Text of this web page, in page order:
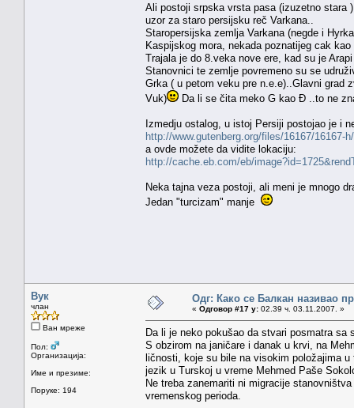
Ali postoji srpska vrsta pasa (izuzetno stara
uzor za staro persijsku reč Varkana..
Staropersijska zemlja Varkana (negde i
Kaspijskog mora, nekada poznatijeg cak
Trajala je do 8.veka nove ere, kad su je
Stanovnici te zemlje povremeno su se
Grka ( u petom veku pre n.e.e)..Glavni grad
Vuk)
Da li se čita meko G kao Đ ..to ne
Izmedju ostalog, u istoj Persiji postojao je i
http://www.gutenberg.org/files/16167/16167-
a ovde možete da vidite lokaciju:
http://cache.eb.com/eb/
Neka tajna veza postoji, ali meni je mnogo
Jedan "turcizam" manje
Вук
члан
Ван мреже
Пол:
Организација:
Име и презиме:
Поруке: 194
Одг: Како се Балкан називао
« Одговор #17 у: 02.39 ч. 03.11.2007. »
Da li je neko pokušao da stvari posmatra
S obzirom na janičare i danak u krvi, na
ličnosti, koje su bile na visokim položajima
jezik u Turskoj u vreme Mehmed Paše
Ne treba zanemariti ni migracije
vremenskog perioda.